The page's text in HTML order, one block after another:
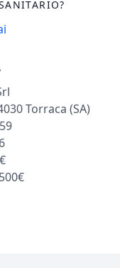
Torraca (SA)